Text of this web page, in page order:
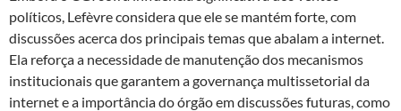
políticos, Lefèvre considera que ele se mantém forte, com
discussões acerca dos principais temas que abalam a internet.
Ela reforça a necessidade de manutenção dos mecanismos
institucionais que garantem a governança multissetorial da
internet e a importância do órgão em discussões futuras, como